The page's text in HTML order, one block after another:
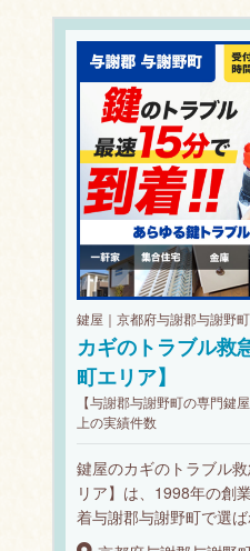
鍵屋｜京都府与謝郡与謝野
カギのトラブル救
町エリア】
【与謝郡与謝野町の専門鍵
上の実績件数
鍵屋のカギのトラブル
リア】は、1998年の創
着与謝郡与謝野町で選